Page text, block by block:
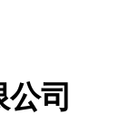
司